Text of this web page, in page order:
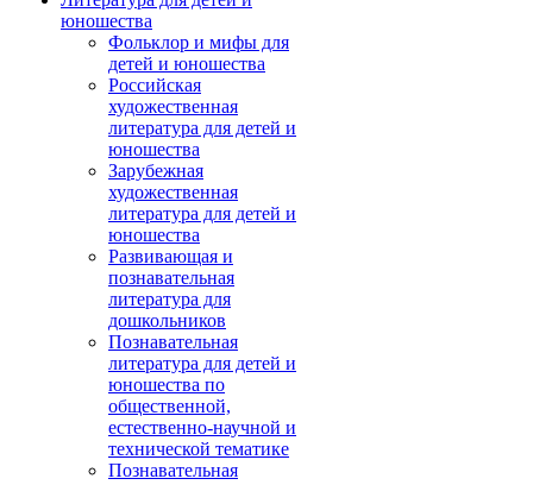
юношества
Фольклор и мифы для
детей и юношества
Российская
художественная
литература для детей и
юношества
Зарубежная
художественная
литература для детей и
юношества
Развивающая и
познавательная
литература для
дошкольников
Познавательная
литература для детей и
юношества по
общественной,
естественно-научной и
технической тематике
Познавательная